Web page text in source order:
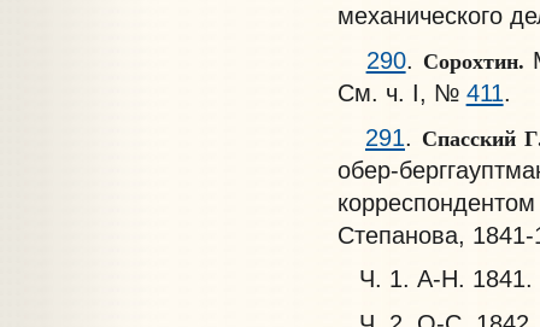
механического
290. Сорохтин.
См. ч. I, № 411.
291
Спасский
обер-
Степанова, 1841-
Ч. 1. А-Н. 1841.